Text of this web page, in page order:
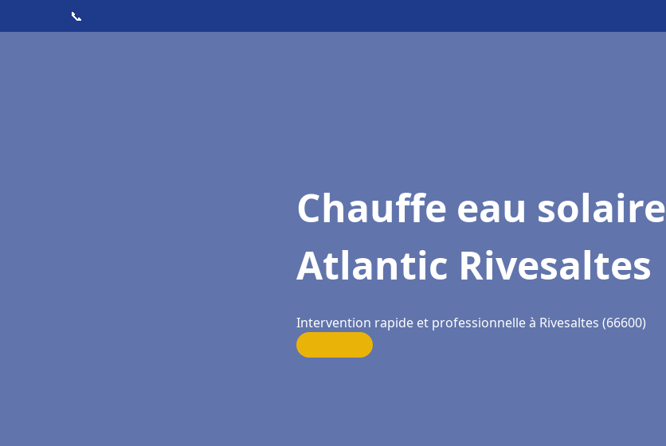
📞
Chauffe eau solaire
Atlantic Rivesaltes
Intervention rapide et professionnelle à Rivesaltes (66600)